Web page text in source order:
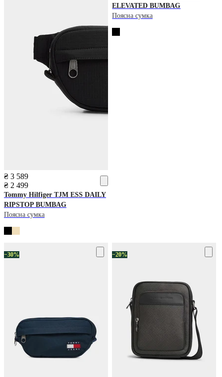
₴ 3 589
₴ 2 499
Tommy Hilfiger TJM ESS DAILY
RIPSTOP BUMBAG
Поясна сумка
ELEVATED BUMBAG
Поясна сумка
−30% −20%